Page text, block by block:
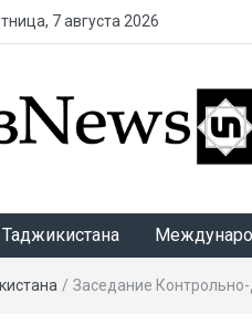
7 августа 2026
/ Заседание